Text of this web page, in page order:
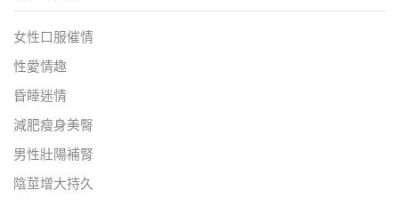
女性口服催情
性愛情趣
昏睡迷情
減肥瘦身美臀
男性壯陽補腎
陰莖增大持久